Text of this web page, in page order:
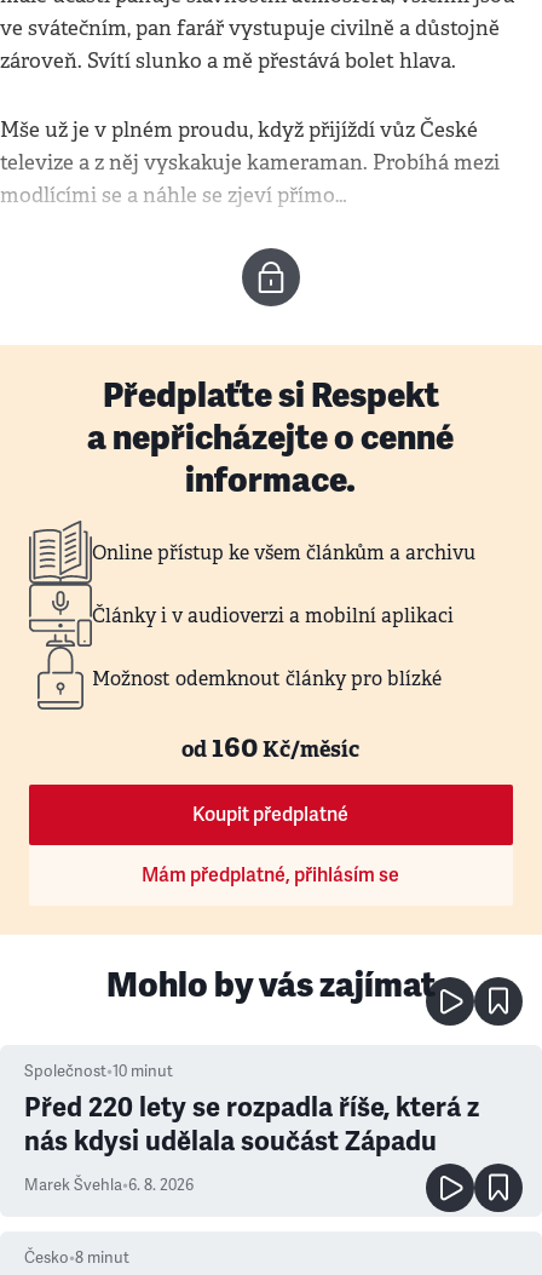
ve svátečním, pan farář vystupuje civilně a důstojně
zároveň. Svítí slunko a mě přestává bolet hlava.
Mše už je v plném proudu, když přijíždí vůz České
televize a z něj vyskakuje kameraman. Probíhá mezi
modlícími se a náhle se zjeví přímo…
Předplaťte si Respekt
a nepřicházejte o cenné
informace.
Online přístup ke všem článkům a archivu
Články i v audioverzi a mobilní aplikaci
Možnost odemknout články pro blízké
od160Kč/měsíc
Koupit předplatné
Mám předplatné, přihlásím se
Mohlo by vás zajímat
Společnost•10 minut
Před 220 lety se rozpadla říše, která z
nás kdysi udělala součást Západu
Marek Švehla•6. 8. 2026
Česko•8 minut